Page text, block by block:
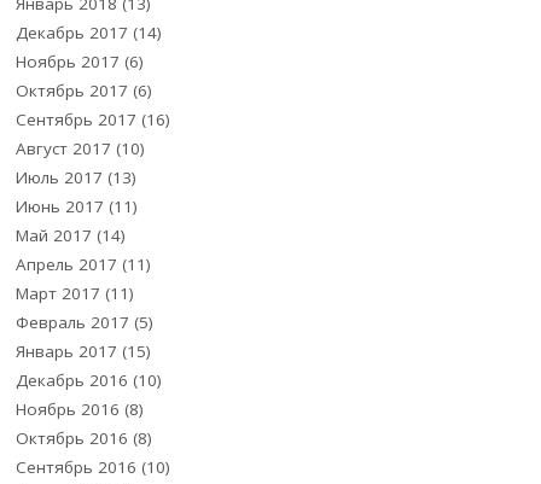
Декабрь 2017 (14)
Ноябрь 2017 (6)
Октябрь 2017 (6)
Сентябрь 2017 (16)
Август 2017 (10)
Июль 2017 (13)
Июнь 2017 (11)
Май 2017 (14)
Апрель 2017 (11)
Март 2017 (11)
Февраль 2017 (5)
Январь 2017 (15)
Декабрь 2016 (10)
Ноябрь 2016 (8)
Октябрь 2016 (8)
Сентябрь 2016 (10)